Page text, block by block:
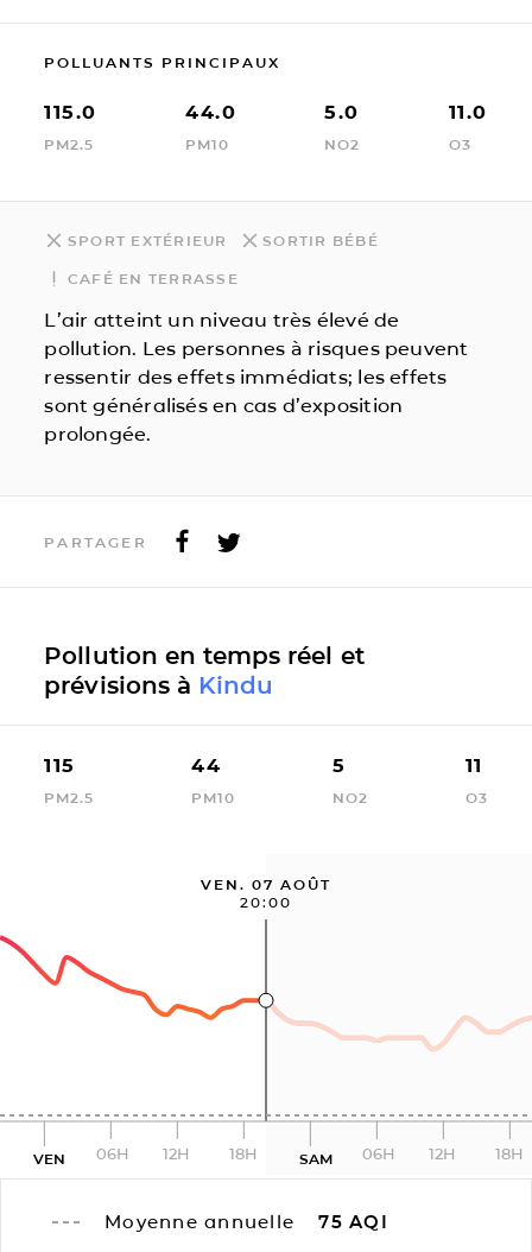
POLLUANTS PRINCIPAUX
115.0
PM2.5
44.0
PM10
5.0
NO2
11.0
O3
SPORT EXTÉRIEUR SORTIR BÉBÉ
CAFÉ EN TERRASSE
L’air atteint un niveau très élevé de
pollution. Les personnes à risques peuvent
ressentir des effets immédiats; les effets
sont généralisés en cas d’exposition
prolongée.
PARTAGER
Pollution en temps réel et
prévisions à Kindu
115
PM2.5
44
PM10
5
NO2
11
O3
VEN. 07 AOÛT
20:00
VEN 06H 12H 18H SAM 06H 12H 18H
Moyenne annuelle 75 AQI